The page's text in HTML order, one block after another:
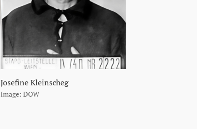
Josefine Kleinscheg
Image: DÖW